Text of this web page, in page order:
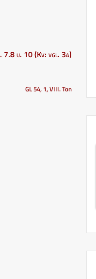
u. 10 (Kv: vgl. 3a)
GL 54, 1, VIII. Ton